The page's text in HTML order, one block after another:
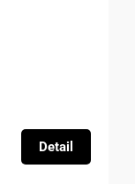
Detail